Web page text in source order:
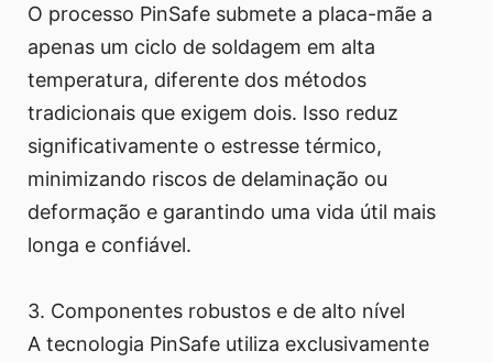
O processo PinSafe submete a placa-mãe a
apenas um ciclo de soldagem em alta
temperatura, diferente dos métodos
tradicionais que exigem dois. Isso reduz
significativamente o estresse térmico,
minimizando riscos de delaminação ou
deformação e garantindo uma vida útil mais
longa e confiável.
3. Componentes robustos e de alto nível
A tecnologia PinSafe utiliza exclusivamente